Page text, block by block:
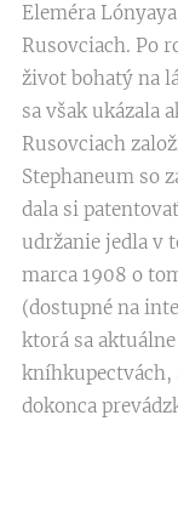
Eleméra
Rusovciach. Po
život bohatý na
sa však ukázala
Rusovciach
Stephaneum so
dala si
udržanie jedla v
marca 1908 o
(dostupné na
ktorá sa
kníhkupectvách,
dokonca